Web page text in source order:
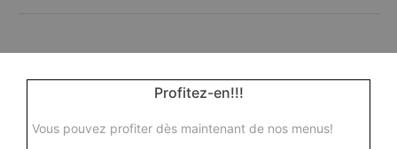
Profitez-en!!!
Vous pouvez profiter dès maintenant de nos menus!